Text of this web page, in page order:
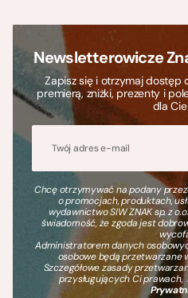
Newsletterowicze
Zapisz się i otrzymaj
premierą, zniżki, prezenty i
dla
Chcę otrzymywać na podany
o promocjach, produktach,
wydawnictwo SIW ZNAK sp. z
świadomość, że zgoda jest
Administratorem danych
osobowe będą przetwarzane
Szczegółowe zasady
przysługujących Ci prawach,